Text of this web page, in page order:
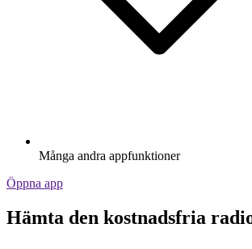
Många andra appfunktioner
Öppna app
Hämta den kostnadsfria